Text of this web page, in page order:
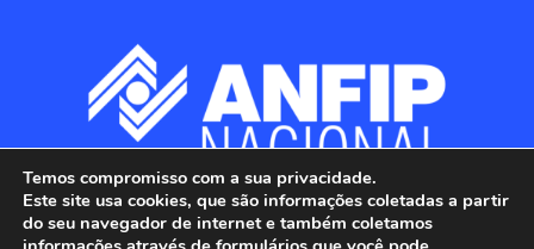
Temos compromisso com a sua privacidade.
Este site usa cookies, que são informações coletadas a partir
do seu navegador de internet e também coletamos